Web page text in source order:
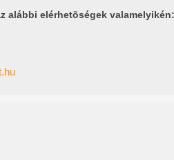
alábbi elérhetõségek valamelyikén: